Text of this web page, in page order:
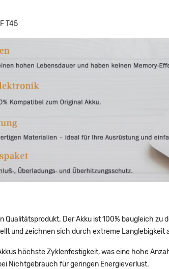
T45
Qualitätsprodukt. Der Akku ist 100% baugleich zu
und zeichnen sich durch extreme Langlebigkeit
höchste Zyklenfestigkeit, was eine hohe
Nichtgebrauch für geringen Energieverlust.